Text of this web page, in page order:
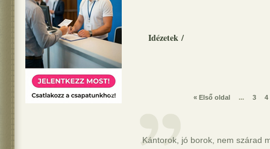
Idézetek /
« Első oldal ... 3 4
Kántorok, jó borok, nem szárad